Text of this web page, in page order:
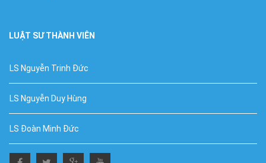
LUẬT SƯ THÀNH VIÊN
LS Nguyễn Trinh Đức
LS Nguyễn Duy Hùng
LS Đoàn Minh Đức